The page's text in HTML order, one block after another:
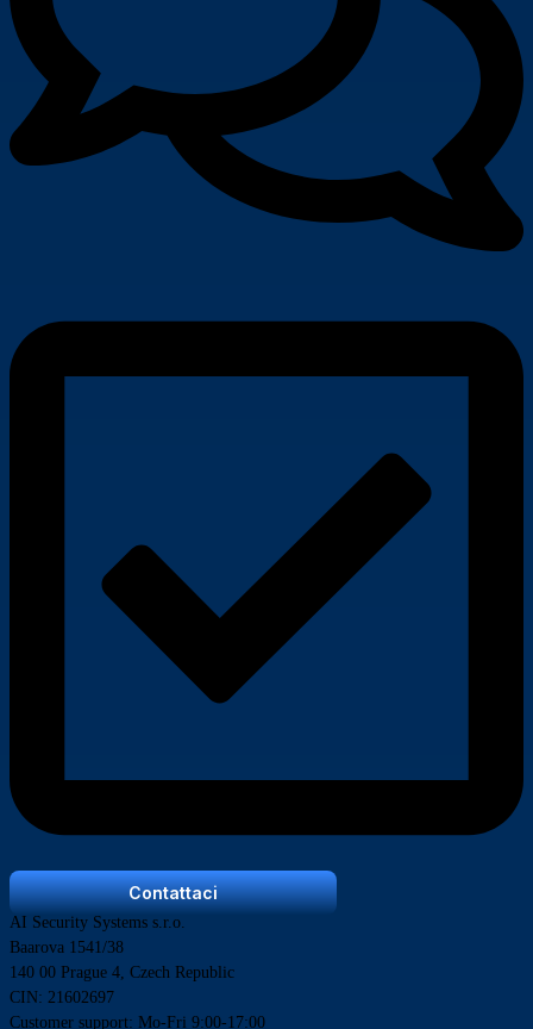
Contattaci
AI Security Systems s.r.o.
Baarova 1541/38
140 00 Prague 4, Czech Republic
CIN: 21602697
Customer support: Mo-Fri 9:00-17:00